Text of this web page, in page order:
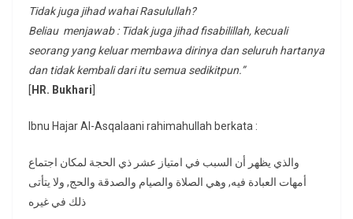
Tidak juga jihad wahai Rasulullah?
Beliau menjawab : Tidak juga jihad fisabilillah, kecuali
seorang yang keluar membawa dirinya dan seluruh hartanya
dan tidak kembali dari itu semua sedikitpun.”
[ HR. Bukhari
Ibnu Hajar Al-Asqalaani rahimahullah berkata :
والذي يظهر أن السبب في امتياز عشر ذي الحجة لمكان اجتماع
أمهات العبادة فيه, وهي الصلاة والصيام والصدقة والحج, ولا يتأتى
ذلك في غيره